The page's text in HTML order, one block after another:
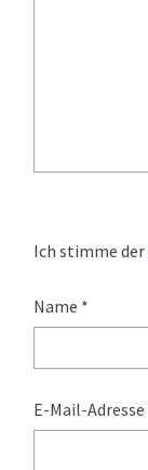
Ich stimme der
Name *
E-Mail-Adresse